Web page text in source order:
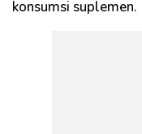
konsumsi suplemen.